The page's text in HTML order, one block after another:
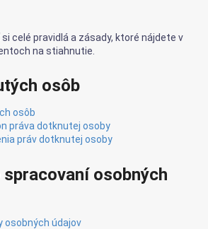
celé pravidlá a zásady, ktoré nájdete v
na stiahnutie.
osôb
osôb
práva dotknutej osoby
práv dotknutej osoby
osobných
osobných údajov